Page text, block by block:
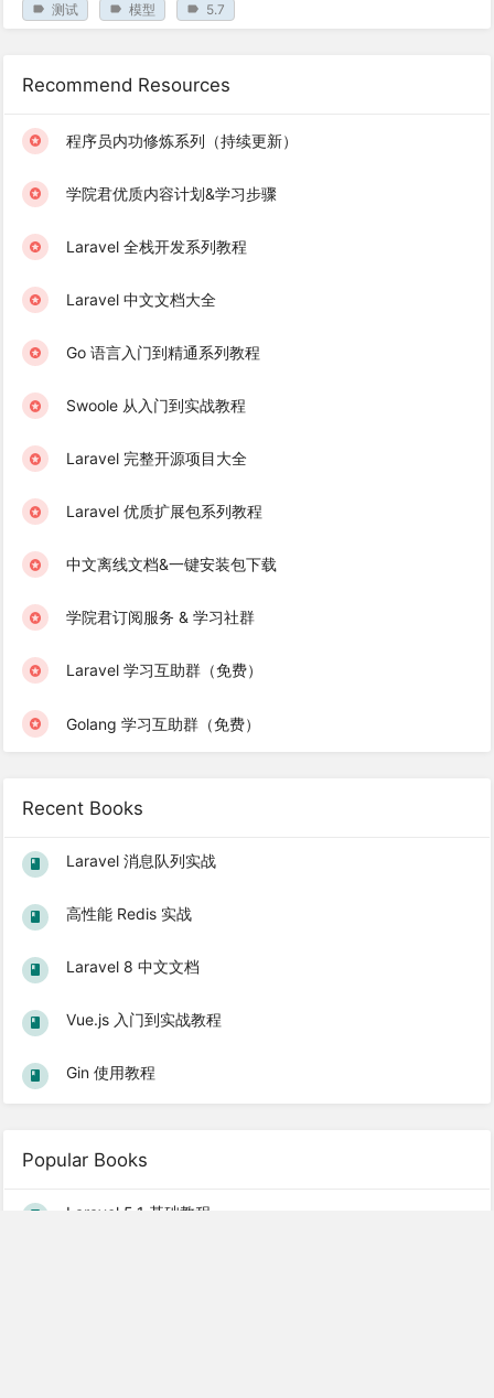
测试
模型 5.7
Recommend Resources
程序员内功修炼系列（持续更新）
学院君优质内容计划&学习步骤
Laravel 全栈开发系列教程
Laravel 中文文档大全
Go 语言入门到精通系列教程
Swoole 从入门到实战教程
Laravel 完整开源项目大全
Laravel 优质扩展包系列教程
中文离线文档&一键安装包下载
学院君订阅服务 & 学习社群
Laravel 学习互助群（免费）
Golang 学习互助群（免费）
Recent Books
Laravel 消息队列实战
高性能 Redis 实战
Laravel 8 中文文档
Vue.js 入门到实战教程
Gin 使用教程
Popular Books
Laravel 5.1 基础教程